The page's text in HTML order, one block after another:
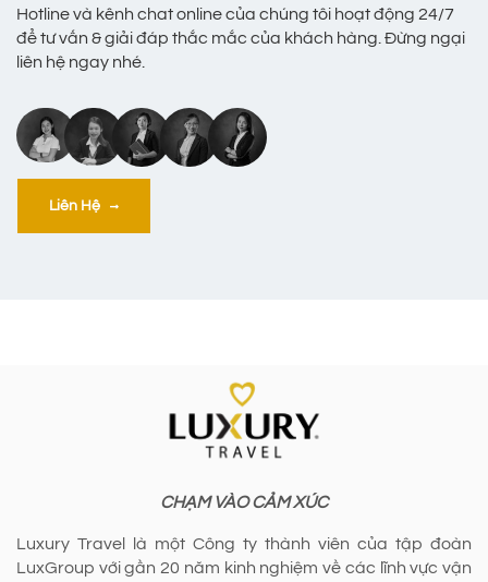
Hotline và kênh chat online của chúng tôi hoạt động 24/7
để tư vấn & giải đáp thắc mắc của khách hàng. Đừng ngại
liên hệ ngay nhé.
Liên Hệ
CHẠM VÀO CẢM XÚC
Luxury Travel là một Công ty thành viên của tập đoàn
LuxGroup với gần 20 năm kinh nghiệm về các lĩnh vực vận